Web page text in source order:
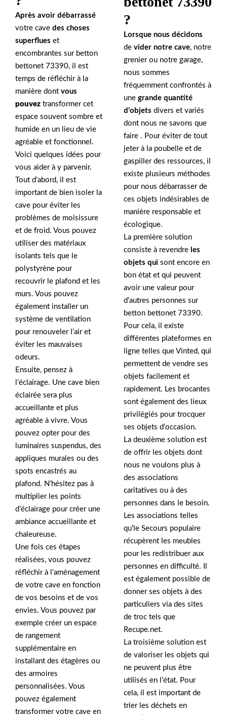
Après avoir débarrassé
votre cave des choses
superflues et
encombrantes sur betton
bettonet 73390, il est
temps de réfléchir à la
manière dont vous
pouvez transformer cet
espace souvent sombre et
humide en un lieu de vie
agréable et fonctionnel.
Voici quelques idées pour
vous aider à y parvenir.
Tout d’abord, il est
important de bien isoler la
cave pour éviter les
problèmes de moisissure
et de froid. Vous pouvez
utiliser des matériaux
isolants tels que le
polystyrène pour
recouvrir le plafond et les
murs. Vous pouvez
également installer un
système de ventilation
pour renouveler l’air et
éviter les mauvaises
odeurs.
Ensuite, pensez à
l’éclairage. Une cave bien
éclairée sera plus
accueillante et plus
agréable à vivre. Vous
pouvez opter pour des
luminaires suspendus, des
appliques murales ou des
spots encastrés au
plafond. N’hésitez pas à
multiplier les points
d’éclairage pour créer une
ambiance accueillante et
chaleureuse.
Une fois ces étapes
réalisées, vous pouvez
réfléchir à l’aménagement
de votre cave en fonction
de vos besoins et de vos
envies. Vous pouvez par
exemple créer un espace
de rangement
supplémentaire en
installant des étagères ou
des armoires
personnalisées. Vous
pouvez également
transformer votre cave en
?
Lorsque nous décidons
de vider notre cave, notre
grenier ou notre garage,
nous sommes
fréquemment confrontés à
une grande quantité
d’objets divers et variés
dont nous ne savons que
faire . Pour éviter de tout
jeter à la poubelle et de
gaspiller des ressources, il
existe plusieurs méthodes
pour nous débarrasser de
ces objets indésirables de
manière responsable et
écologique.
La première solution
consiste à revendre les
objets qui sont encore en
bon état et qui peuvent
avoir une valeur pour
d’autres personnes sur
betton bettonet 73390.
Pour cela, il existe
différentes plateformes en
ligne telles que Vinted, qui
permettent de vendre ses
objets facilement et
rapidement. Les brocantes
sont également des lieux
privilégiés pour trocquer
ses objets d’occasion.
La deuxième solution est
de offrir les objets dont
nous ne voulons plus à
des associations
caritatives ou à des
personnes dans le besoin.
Les associations telles
qu’le Secours populaire
récupèrent les meubles
pour les redistribuer aux
personnes en difficulté. Il
est également possible de
donner ses objets à des
particuliers via des sites
de troc tels que
Recupe.net.
La troisième solution est
de valoriser les objets qui
ne peuvent plus être
utilisés en l’état. Pour
cela, il est important de
trier les déchets en